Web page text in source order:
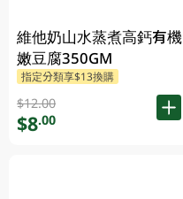
維他奶山水蒸煮高鈣有機
嫩豆腐350GM
指定分類享$13換購
$12.00
$8.00